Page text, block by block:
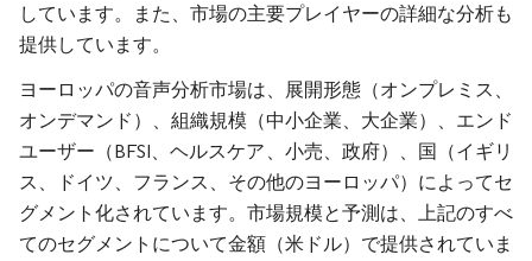
しています。また、市場の主要プレイヤーの詳細な分析も
提供しています。
ヨーロッパの音声分析市場は、展開形態（オンプレミス、
オンデマンド）、組織規模（中小企業、大企業）、エンド
ユーザー（BFSI、ヘルスケア、小売、政府）、国（イギリ
ス、ドイツ、フランス、その他のヨーロッパ）によってセ
グメント化されています。市場規模と予測は、上記のすべ
てのセグメントについて金額（米ドル）で提供されていま